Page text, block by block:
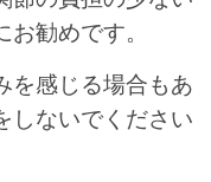
勧めです。
を感じる場合もあ
しないでください